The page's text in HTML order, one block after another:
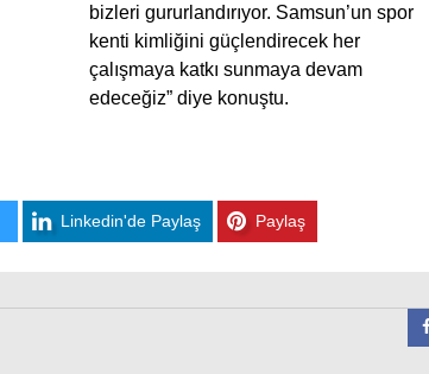
bizleri gururlandırıyor. Samsun’un spor
kenti kimliğini güçlendirecek her
çalışmaya katkı sunmaya devam
edeceğiz” diye konuştu.
Linkedin'de Paylaş Paylaş